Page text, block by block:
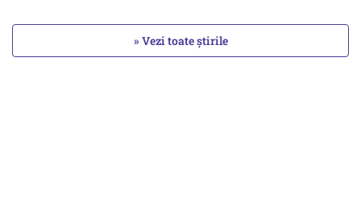
» Vezi toate știrile